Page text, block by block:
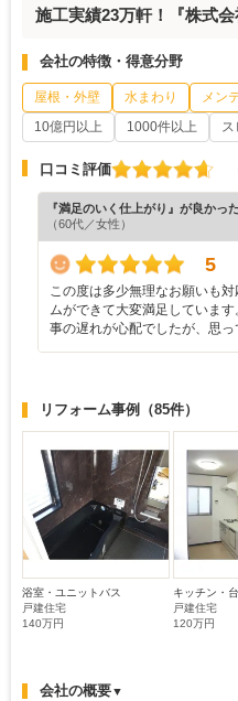
施工実績23万軒！『株式
会社の特徴・得意分野
屋根・外壁 水まわり メン
10億円以上
1000件以上 ス
口コミ評価
『満足のいく仕上がり』が良かった
（60代／女性）
5
この度は多少無理なお願いも
ムができて大変満足していま
事の遅れが心配でしたが、思
リフォーム事例 （85件）
浴室・ユニットバス
戸建住宅
140万円
キッチン・
戸建住宅
120万円
会社の概要▼